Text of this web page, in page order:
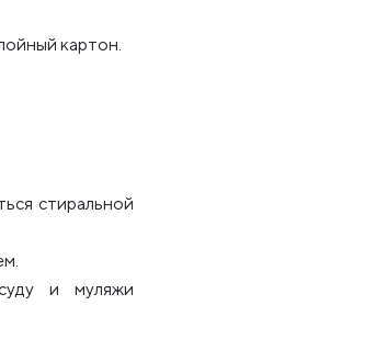
картон.
стиральной
и муляжи